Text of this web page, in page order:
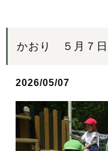
かおり ５月７日
2026/05/07